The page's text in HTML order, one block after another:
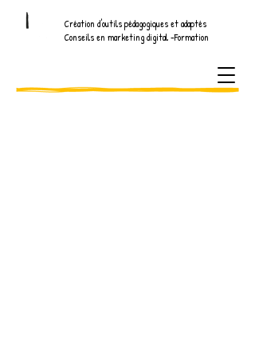
Création d'outils pédagogiques et adaptés
Conseils en marketing digital -Formation